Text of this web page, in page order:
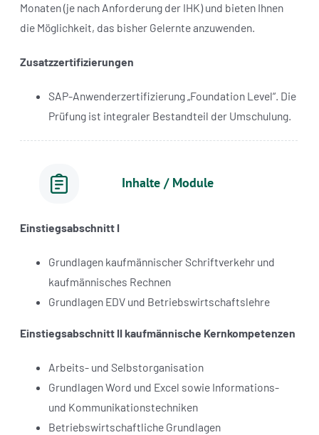
Monaten (je nach Anforderung der IHK) und bieten Ihnen
die Möglichkeit, das bisher Gelernte anzuwenden.
Zusatzzertifizierungen
SAP-Anwenderzertifizierung „Foundation Level“. Die
Prüfung ist integraler Bestandteil der Umschulung.
Inhalte / Module
Einstiegsabschnitt I
Grundlagen kaufmännischer Schriftverkehr und
kaufmännisches Rechnen
Grundlagen EDV und Betriebswirtschaftslehre
Einstiegsabschnitt II kaufmännische Kernkompetenzen
Arbeits- und Selbstorganisation
Grundlagen Word und Excel sowie Informations-
und Kommunikationstechniken
Betriebswirtschaftliche Grundlagen